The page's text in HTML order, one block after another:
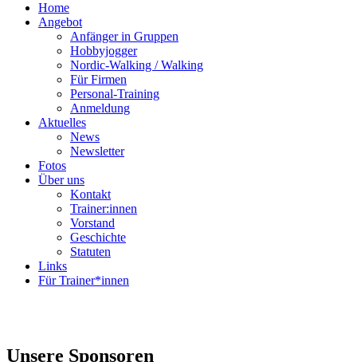
Home
Angebot
Anfänger in Gruppen
Hobbyjogger
Nordic-Walking / Walking
Für Firmen
Personal-Training
Anmeldung
Aktuelles
News
Newsletter
Fotos
Über uns
Kontakt
Trainer:innen
Vorstand
Geschichte
Statuten
Links
Für Trainer*innen
Unsere Sponsoren